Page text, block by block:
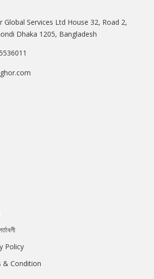
Global Services Ltd House 32, Road 2,
Dhaka 1205, Bangladesh
Policy
& Condition